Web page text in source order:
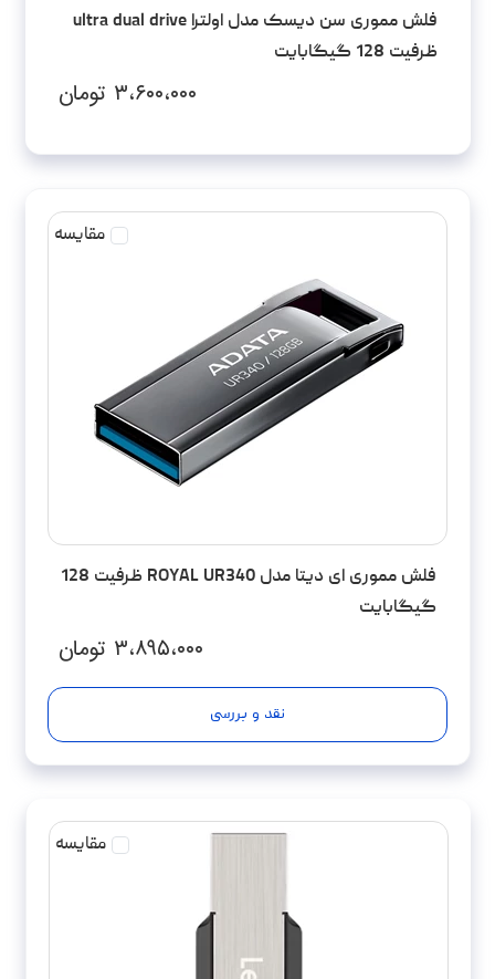
فلش مموری سن دیسک مدل اولترا ultra dual drive
ظرفیت 128 گیگابایت
۳،۶۰۰،۰۰۰ تومان
مقایسه
فلش مموری ای دیتا مدل ROYAL UR340 ظرفیت 128
گیگابایت
۳،۸۹۵،۰۰۰ تومان
نقد و بررسی
مقایسه